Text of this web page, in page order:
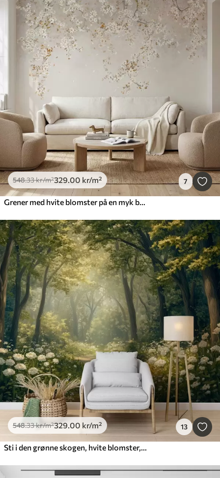
548.33kr/m²329.00 kr/m² 7
Grener med hvite blomster på en myk beige bakgrunn
548.33kr/m²329.00 kr/m² 13
Sti i den grønne skogen, hvite blomster, sollys, tegning i akrylstil